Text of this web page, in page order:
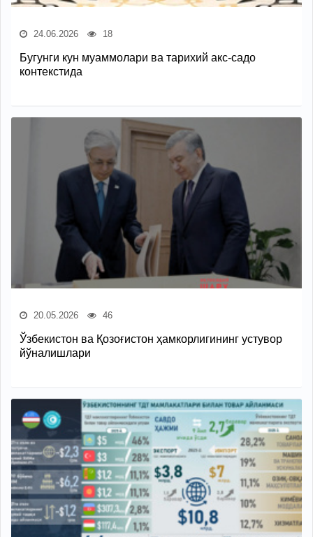
24.06.2026 18
Бугунги кун муаммолари ва тарихий акс-садо
контекстида
20.05.2026 46
Ўзбекистон ва Қозоғистон ҳамкорлигининг устувор
йўналишлари